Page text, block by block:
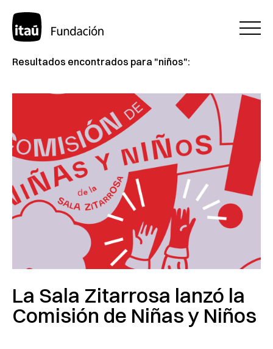
Resultados encontrados para "niños":
La Sala Zitarrosa lanzó la
Comisión de Niñas y Niños